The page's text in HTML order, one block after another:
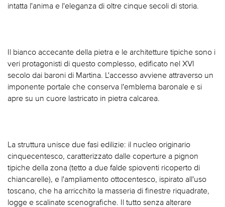
intatta l'anima e l'eleganza di oltre cinque secoli di storia.
Il bianco accecante della pietra e le architetture tipiche sono i
veri protagonisti di questo complesso, edificato nel XVI
secolo dai baroni di Martina. L'accesso avviene attraverso un
imponente portale che conserva l'emblema baronale e si
apre su un cuore lastricato in pietra calcarea.
La struttura unisce due fasi edilizie: il nucleo originario
cinquecentesco, caratterizzato dalle coperture a pignon
tipiche della zona (tetto a due falde spioventi ricoperto di
chiancarelle), e l'ampliamento ottocentesco, ispirato all'uso
toscano, che ha arricchito la masseria di finestre riquadrate,
logge e scalinate scenografiche. Il tutto senza alterare